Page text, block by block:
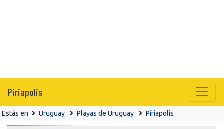
Piriapolis
Estás en Uruguay Playas de Uruguay Piriapolis